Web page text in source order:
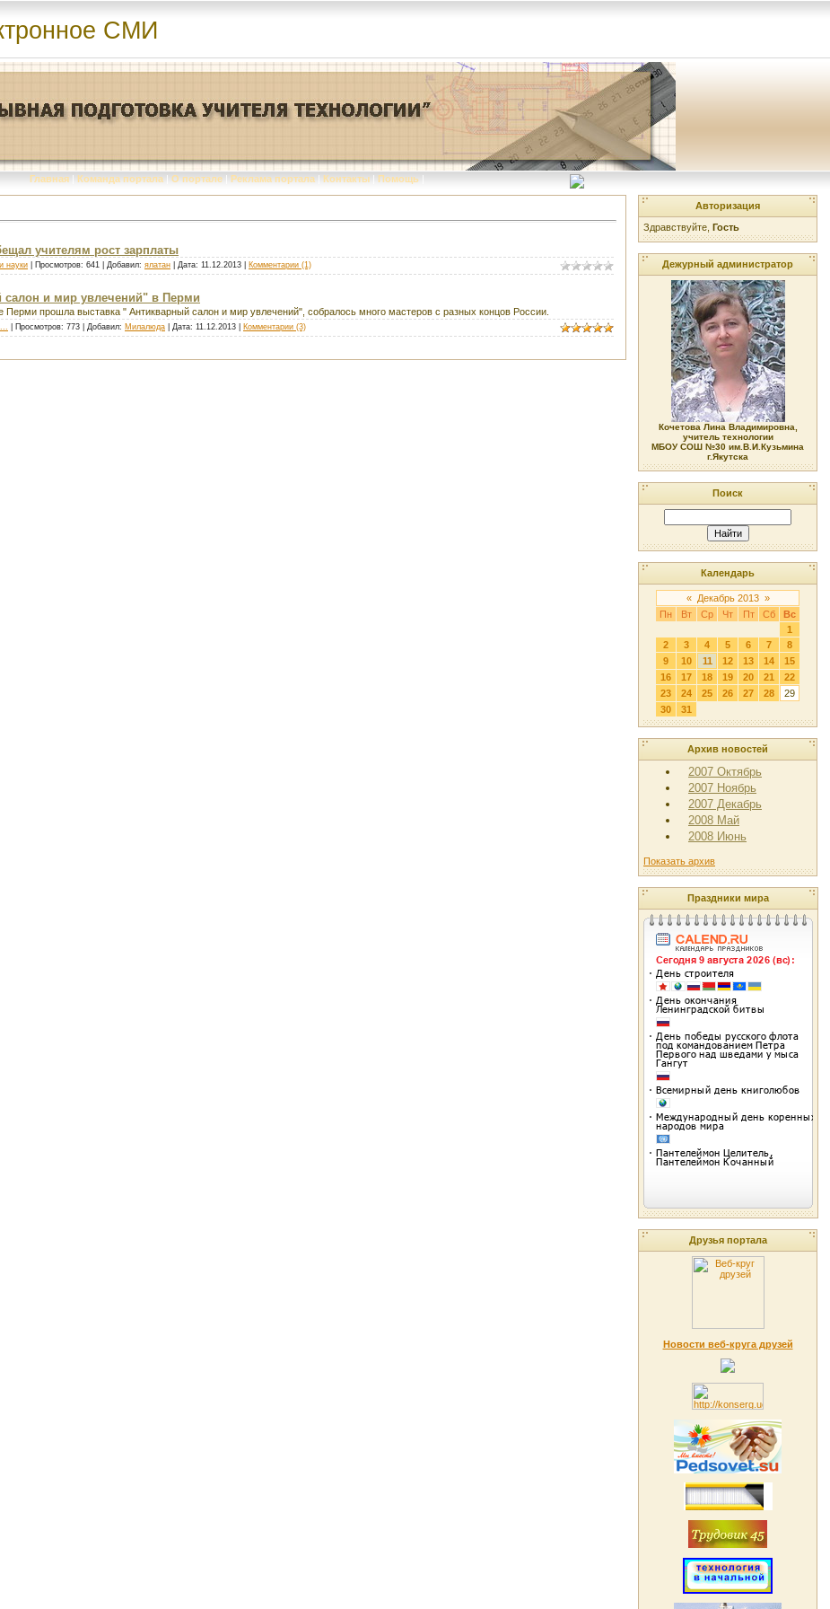
СМИ
Главная | Команда портала | О портале | Реклама портала | Контакты | Помощь |
учителям рост зарплаты
науки | Просмотров: 641 | Добавил: ялатан | Дата: 11.12.2013 Комментарии (1)
салон и мир увлечений" в Перми
Перми прошла выставка " Антикварный салон и мир увлечений", собралось много мастеров с разных концов России.
| Просмотров: 773 | Добавил: Милалюда | Дата: 11.12.2013 Комментарии (3)
Авторизация
Здравствуйте, Гость
Дежурный администратор
Кочетова Лина Владимировна,
учитель технологии
МБОУ СОШ №30 им.В.И.Кузьмина
г.Якутска
Поиск
Календарь
« Декабрь 2013 »
Пн
Вт Ср Чт Пт Сб
Вс
1
2
3 4 5 6 7
8
9
10 11 12 13 14
15
16
17 18 19 20 21
22
23
24 25 26 27 28
29
30
31
Архив новостей
2007 Октябрь
2007 Ноябрь
2007 Декабрь
2008 Май
2008 Июнь
Показать архив
Праздники мира
Друзья портала
Новости веб-круга друзей